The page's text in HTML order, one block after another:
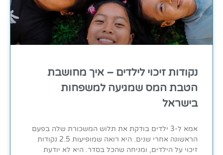
נקודות זיכוי לילדים – איך מחושבת
הטבת המס שמגיעה למשפחות
בישראל
אמא ל-3 ילדים בודקת את תלוש המשכורת שלה בפעם
הראשונה אחרי שנים. היא רואה שמופיעות 2.5 נקודות
זיכוי על הילדים, ומניחה שהכל בסדר. היא לא יודעת